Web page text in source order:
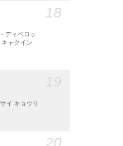
18
ディベロッ
ャクイン
イ キョウリ
20